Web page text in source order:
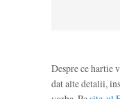
Despre ce hartie
dat alte detalii,